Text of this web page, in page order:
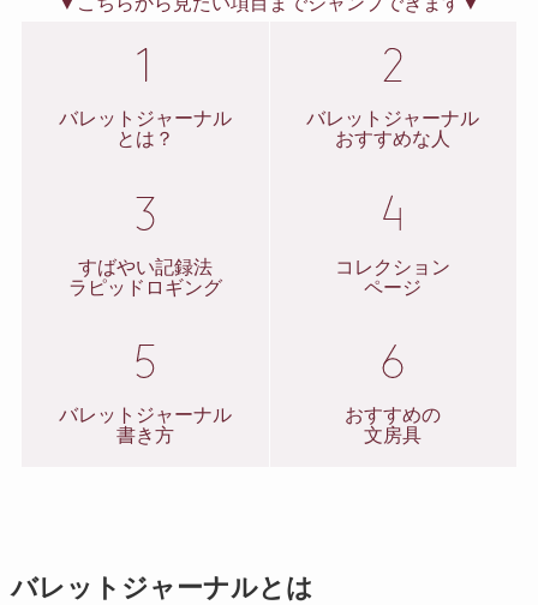
バレットジャーナル
とは？
バレットジャーナル
おすすめな人
すばやい記録法
ラピッドロギング
コレクション
ページ
バレットジャーナル
書き方
おすすめの
文房具
バレットジャーナルとは